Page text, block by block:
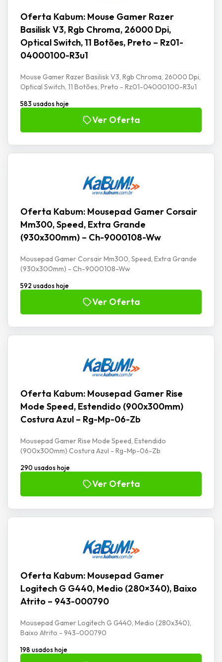
Oferta Kabum: Mouse Gamer Razer
Basilisk V3, Rgb Chroma, 26000 Dpi,
Optical Switch, 11 Botões, Preto – Rz01-
04000100-R3u1
Mouse Gamer Razer Basilisk V3, Rgb Chroma, 26000 Dpi,
Optical Switch, 11 Botões, Preto - Rz01-04000100-R3u1
583 usados hoje
Ver Oferta
Oferta Kabum: Mousepad Gamer Corsair
Mm300, Speed, Extra Grande
(930x300mm) – Ch-9000108-Ww
Mousepad Gamer Corsair Mm300, Speed, Extra Grande
(930x300mm) - Ch-9000108-Ww
592 usados hoje
Ver Oferta
Oferta Kabum: Mousepad Gamer Rise
Mode Speed, Estendido (900x300mm)
Costura Azul – Rg-Mp-06-Zb
Mousepad Gamer Rise Mode Speed, Estendido
(900x300mm) Costura Azul - Rg-Mp-06-Zb
290 usados hoje
Ver Oferta
Oferta Kabum: Mousepad Gamer
Logitech G G440, Medio (280×340), Baixo
Atrito – 943-000790
Mousepad Gamer Logitech G G440, Medio (280x340),
Baixo Atrito - 943-000790
198 usados hoje